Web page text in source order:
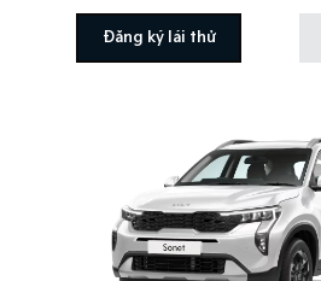
Đăng ký lái thử